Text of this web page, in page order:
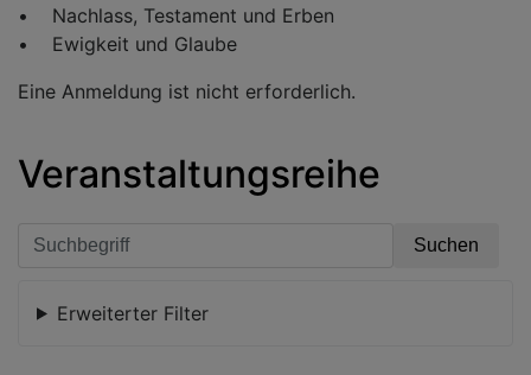
• Nachlass, Testament und Erben
• Ewigkeit und Glaube
Eine Anmeldung ist nicht erforderlich.
Veranstaltungsreihe
Erweiterter Filter